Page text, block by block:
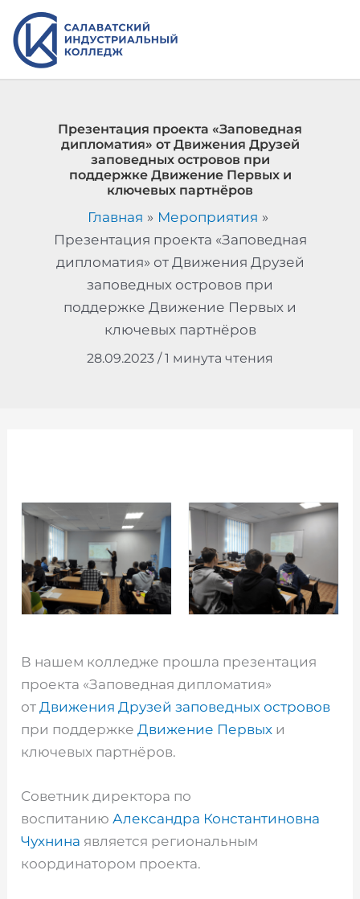
Перейти
содержимому
Презентация проекта «Заповедная
дипломатия» от Движения Друзей
заповедных островов при
поддержке Движение Первых и
ключевых партнёров
Главная
Мероприятия
Презентация проекта «Заповедная
дипломатия» от Движения Друзей
заповедных островов при
поддержке Движение Первых и
ключевых партнёров
28.09.2023 /1 минута чтения
В нашем колледже прошла презентация
проекта «Заповедная дипломатия»
отДвижения Друзей заповедных островов
при поддержкеДвижение Первых и
ключевых партнёров.
Советник директора по
воспитаниюАлександра Константиновна
Чухнина является региональным
координатором проекта.